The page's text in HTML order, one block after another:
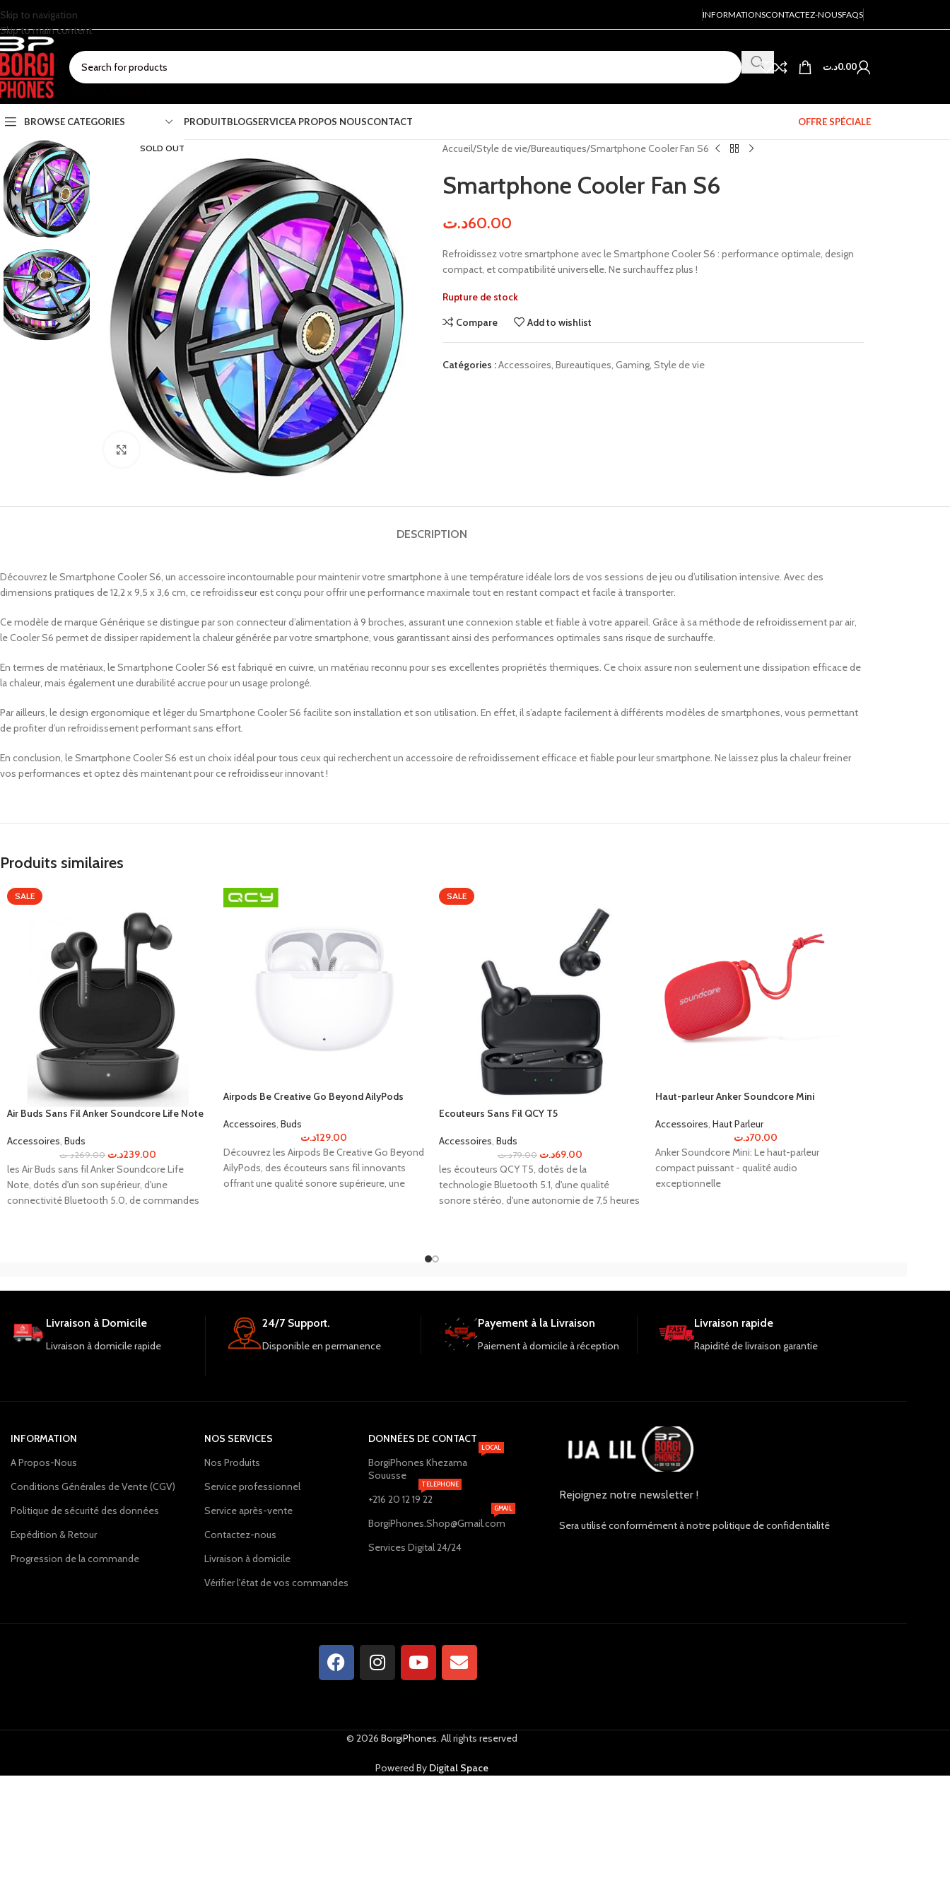
Skip to navigation
Skip to main content
INFORMATIONSCONTACTEZ-NOUSFAQS
0.00د.ت
BROWSE CATEGORIES PRODUITBLOGSERVICEA PROPOS NOUSCONTACT OFFRE SPÉCIALE
SOLD OUT
Click to enlarge
Accueil Style de vie Bureautiques Smartphone Cooler Fan S6
Smartphone Cooler Fan S6
60.00د.ت
Refroidissez votre smartphone avec le Smartphone Cooler S6 : performance optimale, design
compact, et compatibilité universelle. Ne surchauffez plus !
Rupture de stock
Compare
Add to wishlist
Catégories :Accessoires, Bureautiques, Gaming, Style de vie
DESCRIPTION
Découvrez le Smartphone Cooler S6, un accessoire incontournable pour maintenir votre smartphone à une température idéale lors de vos sessions de jeu ou d’utilisation intensive. Avec des
dimensions pratiques de 12,2 x 9,5 x 3,6 cm, ce refroidisseur est conçu pour offrir une performance maximale tout en restant compact et facile à transporter.
Ce modèle de marque Générique se distingue par son connecteur d’alimentation à 9 broches, assurant une connexion stable et fiable à votre appareil. Grâce à sa méthode de refroidissement par air,
le Cooler S6 permet de dissiper rapidement la chaleur générée par votre smartphone, vous garantissant ainsi des performances optimales sans risque de surchauffe.
En termes de matériaux, le Smartphone Cooler S6 est fabriqué en cuivre, un matériau reconnu pour ses excellentes propriétés thermiques. Ce choix assure non seulement une dissipation efficace de
la chaleur, mais également une durabilité accrue pour un usage prolongé.
Par ailleurs, le design ergonomique et léger du Smartphone Cooler S6 facilite son installation et son utilisation. En effet, il s’adapte facilement à différents modèles de smartphones, vous permettant
de profiter d’un refroidissement performant sans effort.
En conclusion, le Smartphone Cooler S6 est un choix idéal pour tous ceux qui recherchent un accessoire de refroidissement efficace et fiable pour leur smartphone. Ne laissez plus la chaleur freiner
vos performances et optez dès maintenant pour ce refroidisseur innovant !
Produits similaires
SALE
Air Buds Sans Fil Anker Soundcore Life Note
Accessoires Buds
269.00د.ت 239.00د.ت
les Air Buds sans fil Anker Soundcore Life
Note, dotés d'un son supérieur, d'une
connectivité Bluetooth 5.0, de commandes
Airpods Be Creative Go Beyond AilyPods
Accessoires Buds
129.00د.ت
Découvrez les Airpods Be Creative Go Beyond
AilyPods, des écouteurs sans fil innovants
offrant une qualité sonore supérieure, une
SALE
Ecouteurs Sans Fil QCY T5
Accessoires Buds
79.00د.ت 69.00د.ت
les écouteurs QCY T5, dotés de la
technologie Bluetooth 5.1, d'une qualité
sonore stéréo, d'une autonomie de 7,5 heures
Haut-parleur Anker Soundcore Mini
Accessoires Haut Parleur
70.00د.ت
Anker Soundcore Mini: Le haut-parleur
compact puissant - qualité audio
exceptionnelle
Livraison à Domicile
Livraison à domicile rapide
24/7 Support.
Disponible en permanence
Payement à la Livraison
Paiement à domicile à réception
Livraison rapide
Rapidité de livraison garantie
INFORMATION
A Propos-Nous
Conditions Générales de Vente (CGV)
Politique de sécurité des données
Expédition & Retour
Progression de la commande
NOS SERVICES
Nos Produits
Service professionnel
Service après-vente
Contactez-nous
Livraison à domicile
Vérifier l'état de vos commandes
DONNÉES DE CONTACT
BorgiPhones Khezama
Souusse
LOCAL
+216 20 12 19 22
TELEPHONE
BorgiPhones.Shop@Gmail.com
GMAIL
Services Digital 24/24
Rejoignez notre newsletter !
Sera utilisé conformément à notre politique de confidentialité
© 2026 BorgiPhones. All rights reserved
Powered By Digital Space